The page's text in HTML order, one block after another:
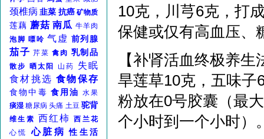
颈椎病 韭菜 抗癌 矿物质
莲藕 蘑菇 南瓜 牛羊肉
泡脚 嘌呤 气虚 前列腺
茄子 芹菜 禽肉 乳制品
散步 晒太阳 山药
失眠
食材挑选 食物保存
食物中毒 食用油 水果
痰湿 糖尿病 头痛 土豆 驼背
维生素 西红柿 西兰花
心慌
心脏病 性生活
10克，川芎6克，打
保健或仅有高血压、
【补肾活血终极养
旱莲草10克，五味子
粉放在0号胶囊（最
个小时到一个小时）